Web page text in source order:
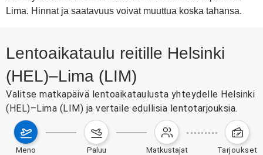
Lima. Hinnat ja saatavuus voivat muuttua koska tahansa.
Lentoaikataulu reitille Helsinki
(HEL)–Lima (LIM)
Valitse matkapäivä lentoaikataulusta yhteydelle Helsinki
(HEL)–Lima (LIM) ja vertaile edullisia lentotarjouksia.
meno paluu matkustajat tarjoukset